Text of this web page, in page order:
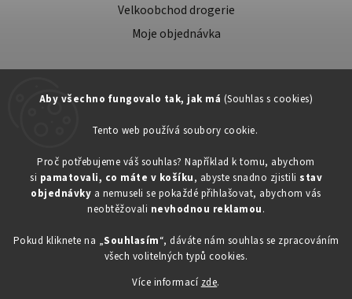
Aby všechno fungovalo tak, jak má (Souhlas s cookies)
Tento web používá soubory cookie.
Proč potřebujeme váš souhlas? Například k tomu, abychom
si pamatovali, co máte v košíku, abyste snadno zjistili stav
objednávky a nemuseli se pokaždé přihlašovat, abychom vás
neobtěžovali nevhodnou reklamou.
Pokud kliknete na „Souhlasím“, dáváte nám souhlas se zpracováním
všech volitelných typů cookies.
Více informací zde.
734603917
eshop@toner-rl.cz
Velkoobchod drogerie
Moje objednávka
Copyright 2026Drogerka24.cz. Všechna práva vyhrazena.